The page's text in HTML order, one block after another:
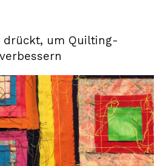
drückt, um Quilting-